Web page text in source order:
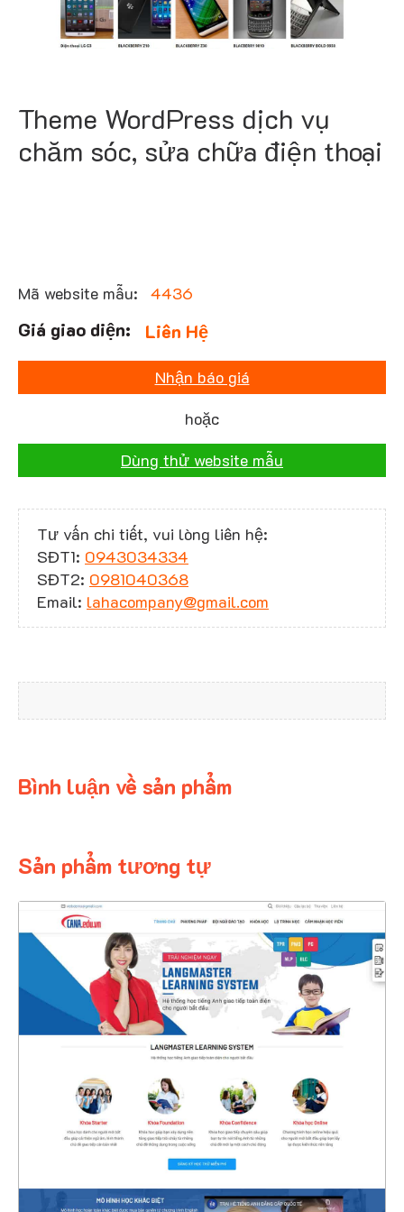
Theme WordPress dịch vụ
chăm sóc, sửa chữa điện thoại
Mã website mẫu: 4436
Liên Hệ
Nhận báo giá
hoặc
Dùng thử website mẫu
Tư vấn chi tiết, vui lòng liên hệ:
SĐT1: 0943034334
SĐT2: 0981040368
Email: lahacompany@gmail.com
Bình luận về sản phẩm
Sản phẩm tương tự
CHI TIẾT